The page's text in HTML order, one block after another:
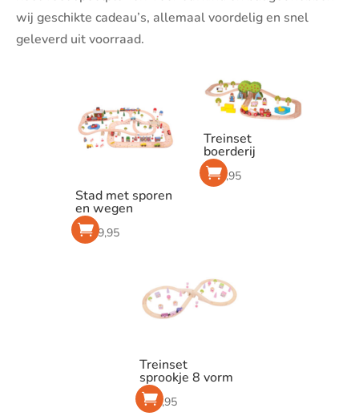
wij geschikte cadeau’s, allemaal voordelig en snel
geleverd uit voorraad.
Stad met sporen
en wegen
€169,95
Treinset
boerderij
€54,95
Treinset
sprookje 8 vorm
€34,95